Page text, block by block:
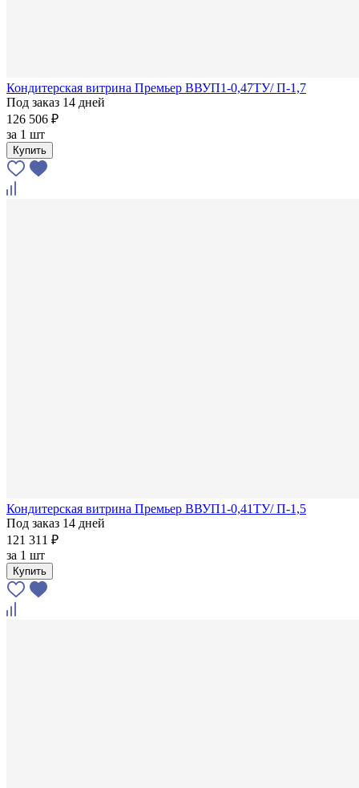
Кондитерская витрина Премьер ВВУП1-0,47ТУ/ П-1,7
Под заказ 14 дней
126 506 ₽
за 1 шт
Купить
Кондитерская витрина Премьер ВВУП1-0,41ТУ/ П-1,5
Под заказ 14 дней
121 311 ₽
за 1 шт
Купить